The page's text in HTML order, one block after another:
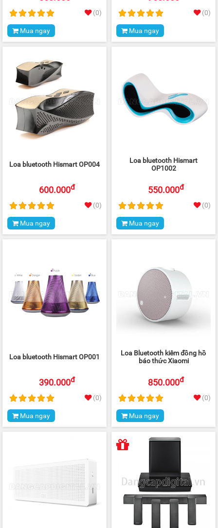
(0)
Mua ngay
(0)
Mua ngay
Loa bluetooth Hismart OP004
600.000đ
(0)
Mua ngay
Loa bluetooth Hismart
OP1002
550.000đ
(0)
Mua ngay
Loa bluetooth Hismart OP001
390.000đ
(0)
Mua ngay
Loa Bluetooth kiêm đồng hồ
báo thức Xiaomi
850.000đ
(0)
Mua ngay